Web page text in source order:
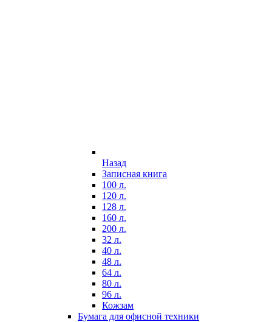
Назад
Записная книга
100 л.
120 л.
128 л.
160 л.
200 л.
32 л.
40 л.
48 л.
64 л.
80 л.
96 л.
Кожзам
Бумага для офисной техники